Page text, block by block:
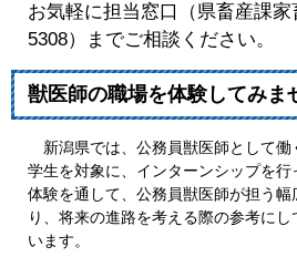
お気軽に担当窓口（県畜産課家
5308）までご相談ください。
獣医師の職場を体験してみま
新潟県では、公務員獣医師として働
学生を対象に、インターンシップを
体験を通して、公務員獣医師が担う
り、将来の進路を考える際の参考に
います。